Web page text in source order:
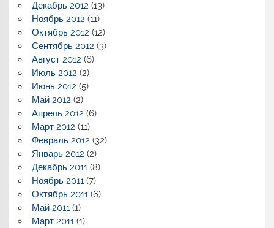
Декабрь 2012 (13)
Ноябрь 2012 (11)
Октябрь 2012 (12)
Сентябрь 2012 (3)
Август 2012 (6)
Июль 2012 (2)
Июнь 2012 (5)
Май 2012 (2)
Апрель 2012 (6)
Март 2012 (11)
Февраль 2012 (32)
Январь 2012 (2)
Декабрь 2011(8)
Ноябрь 2011(7)
Октябрь 2011(6)
Май 2011(1)
Март 2011(1)